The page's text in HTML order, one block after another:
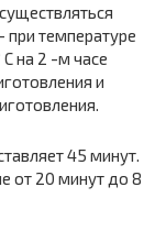
при температуре
С на 2 -м часе
и
45 минут.
от 20 минут до 8